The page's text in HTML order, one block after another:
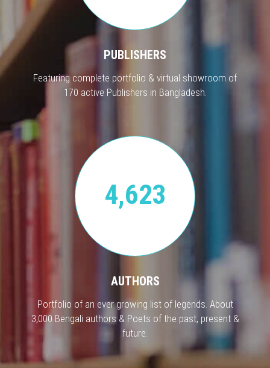
PUBLISHERS
Featuring complete portfolio & virtual showroom of
170 active Publishers in Bangladesh.
4,623
AUTHORS
Portfolio of an ever growing list of legends. About
3,000 Bengali authors & Poets of the past, present &
future.